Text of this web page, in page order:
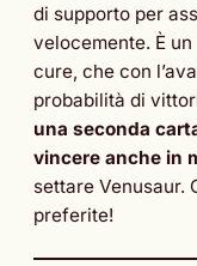
di supporto per
velocemente. È un
cure, che con
probabilità di
una seconda
vincere anche in
settare Venusaur.
preferite!